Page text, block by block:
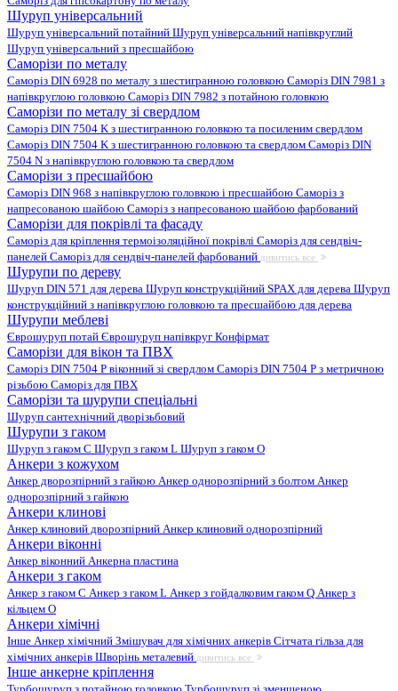
Шуруп універсальний
Шуруп універсальний потайний Шуруп універсальний напівкруглий
Шуруп універсальний з пресшайбою
Саморізи по металу
Саморіз DIN 6928 по металу з шестигранною головкою Саморіз DIN 7981 з
напівкруглою головкою Саморіз DIN 7982 з потайною головкою
Саморізи по металу зі свердлом
Саморіз DIN 7504 K з шестигранною головкою та посиленим свердлом
Саморіз DIN 7504 K з шестигранною головкою та свердлом Саморіз DIN
7504 N з напівкруглою головкою та свердлом
Саморізи з пресшайбою
Саморіз DIN 968 з напівкруглою головкою і пресшайбою Саморіз з
напресованою шайбою Саморіз з напресованою шайбою фарбований
Саморізи для покрівлі та фасаду
Саморіз для кріплення термоізоляційної покрівлі Саморіз для сендвіч-
панелей Саморіз для сендвіч-панелей фарбований дивитись все
Шурупи по дереву
Шуруп DIN 571 для дерева Шуруп конструкційний SPAX для дерева Шуруп
конструкційний з напівкруглою головкою та пресшайбою для дерева
Шурупи меблеві
Єврошуруп потай Єврошуруп напівкруг Конфірмат
Саморізи для вікон та ПВХ
Саморіз DIN 7504 P віконний зі свердлом Саморіз DIN 7504 P з метричною
різьбою Саморіз для ПВХ
Саморізи та шурупи спеціальні
Шуруп сантехнічний дворізьбовий
Шурупи з гаком
Шуруп з гаком C Шуруп з гаком L Шуруп з гаком O
Анкери з кожухом
Анкер дворозпірний з гайкою Анкер однорозпірний з болтом Анкер
однорозпірний з гайкою
Анкери клинові
Анкер клиновий дворозпірний Анкер клиновий однорозпірний
Анкери віконні
Анкер віконний Анкерна пластина
Анкери з гаком
Анкер з гаком C Анкер з гаком L Анкер з гойдалковим гаком Q Анкер з
кільцем O
Анкери хімічні
Інше Анкер хімічний Змішувач для хімічних анкерів Сітчата гільза для
хімічних анкерів Шворінь металевий дивитись все
Інше анкерне кріплення